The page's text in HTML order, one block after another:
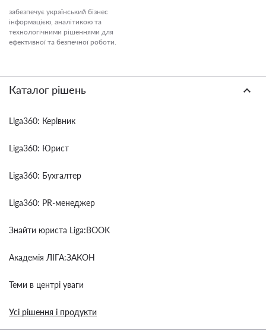
забезпечує український бізнес
інформацією, аналітикою та
технологічними рішеннями для
ефективної та безпечної роботи.
Каталог рішень
Liga360: Керівник
Liga360: Юрист
Liga360: Бухгалтер
Liga360: PR-менеджер
Знайти юриста Liga:BOOK
Академія ЛІГА:ЗАКОН
Теми в центрі уваги
Усі рішення і продукти